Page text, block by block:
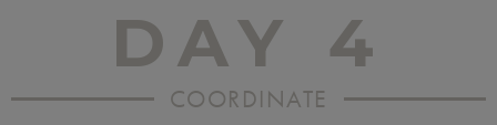
DAY 4
COORDINATE